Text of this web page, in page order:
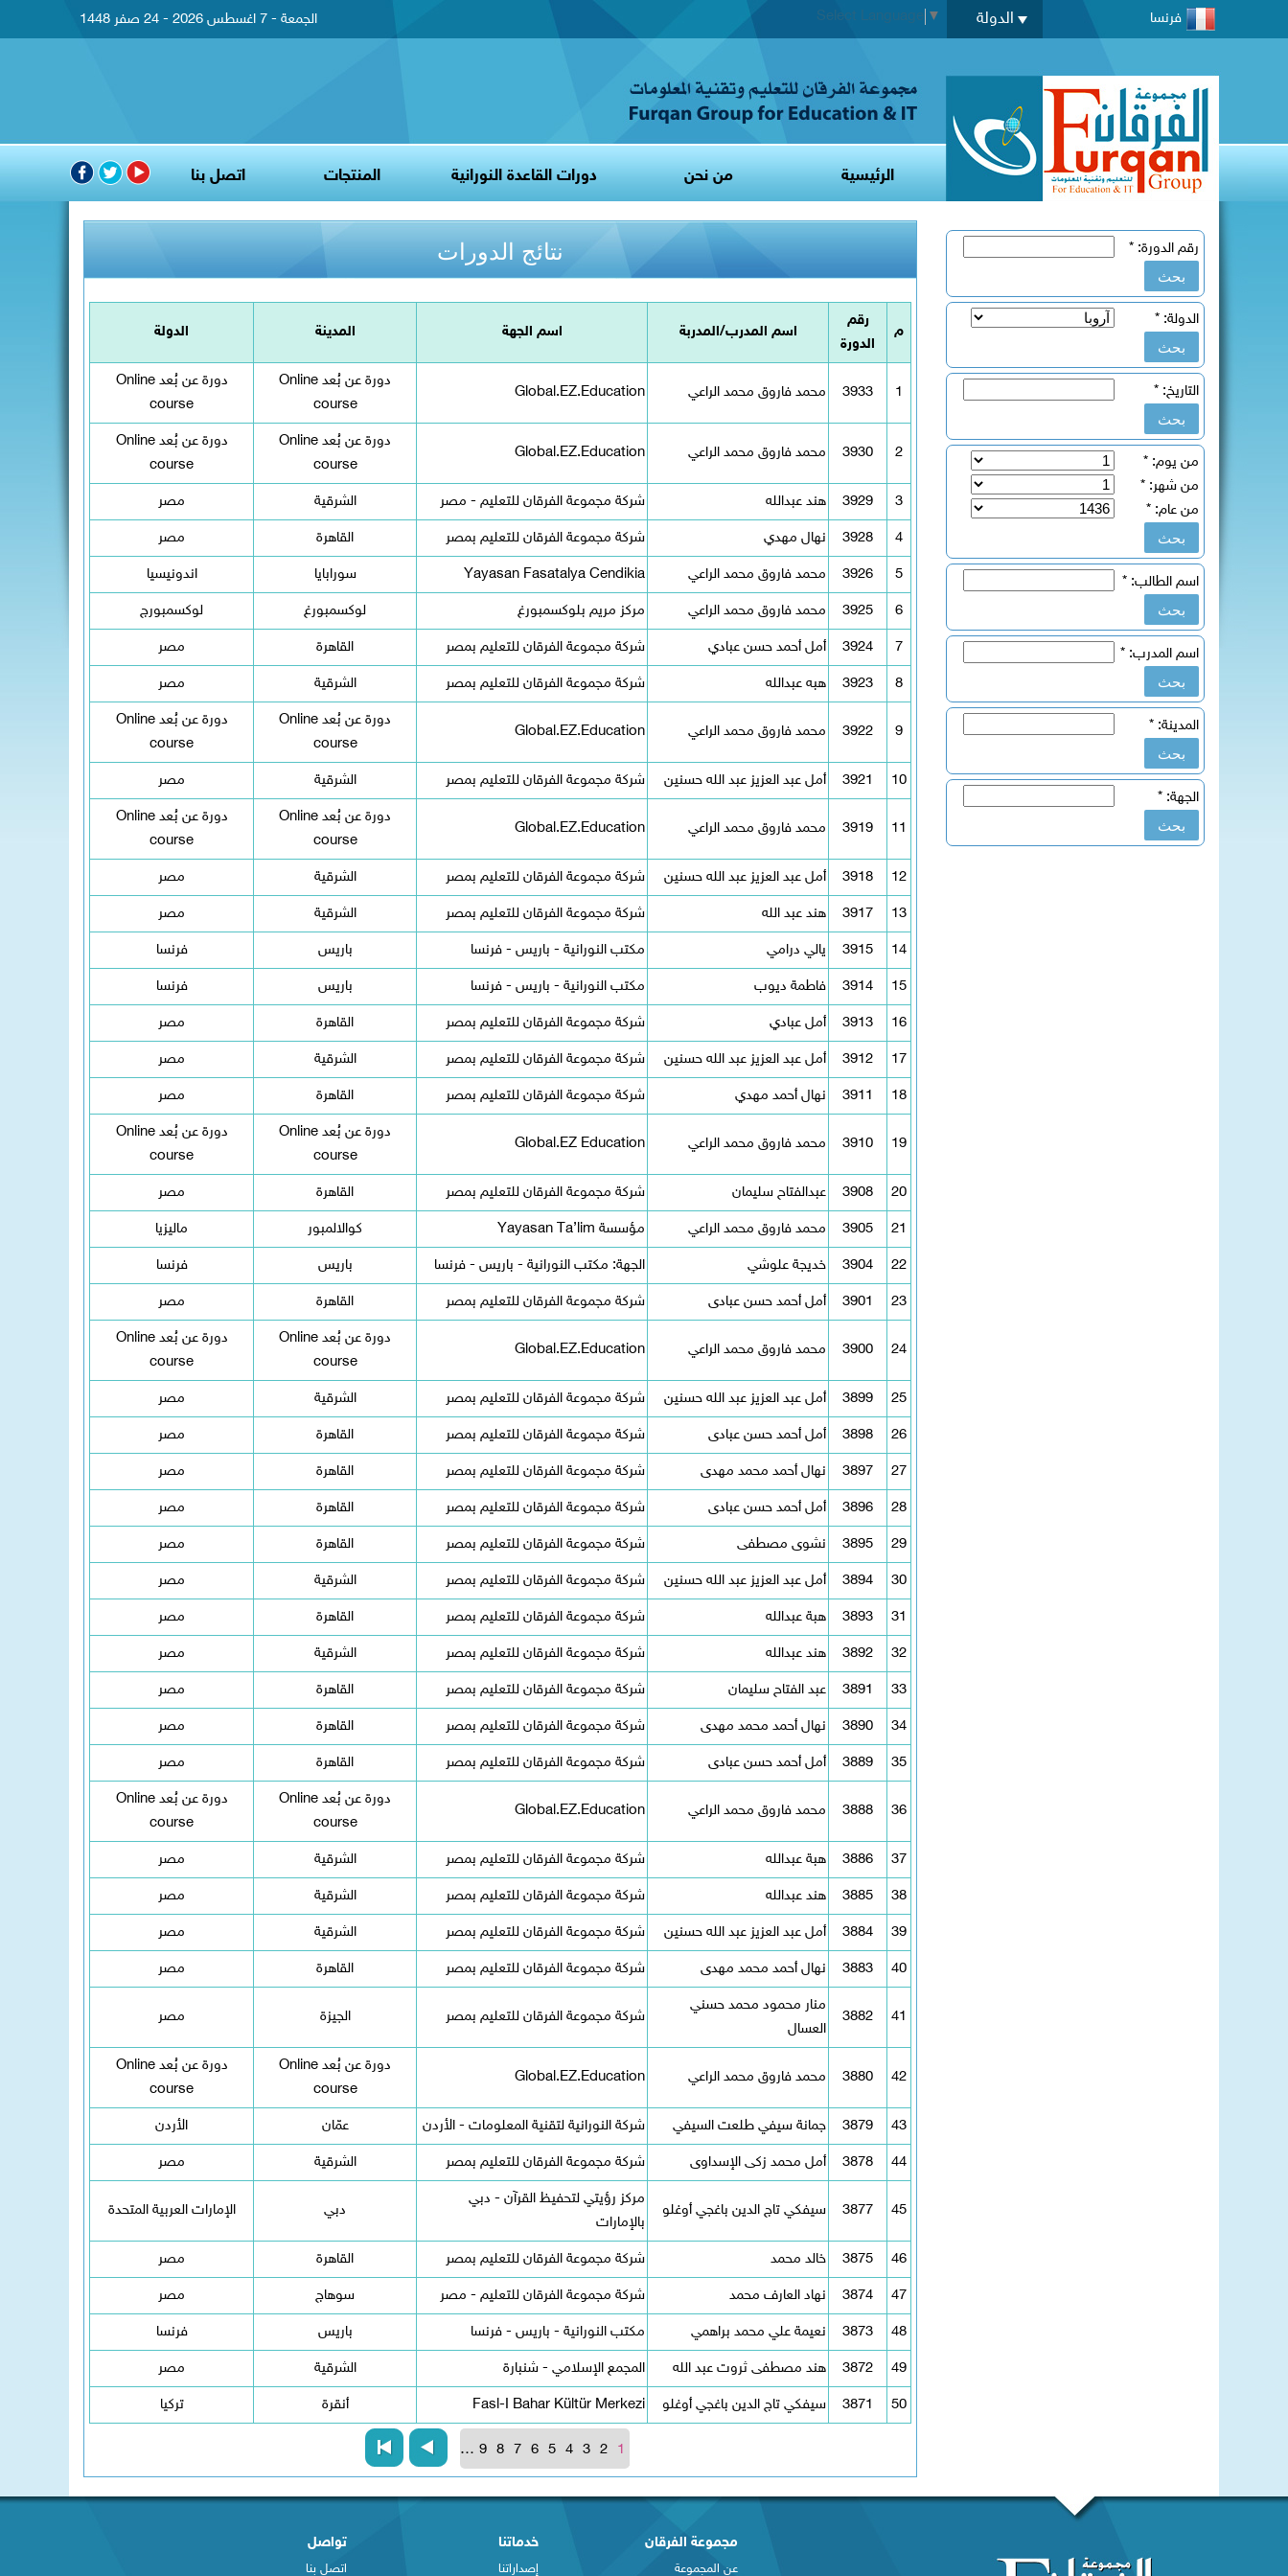
الجمعة - 7 اغسطس 2026 - 24 صفر 1448 Select Language ▼ الدولة فرنسا
اتصل بنا المنتجات دورات القاعدة النورانية من نحن الرئيسية
نتائج الدورات
م
رقم
الدورة
اسم المدرب/المدربة اسم الجهة المدينة الدولة
1
3933 محمد فاروق محمد الراعي Global.EZ.Education
دورة عن بُعد Online
course
دورة عن بُعد Online
course
2
3930 محمد فاروق محمد الراعي Global.EZ.Education
دورة عن بُعد Online
course
دورة عن بُعد Online
course
3
3929 هند عبدالله شركة مجموعة الفرقان للتعليم - مصر الشرقية مصر
4
3928 نهال مهدي شركة مجموعة الفرقان للتعليم بمصر القاهرة مصر
5
3926 محمد فاروق محمد الراعي Yayasan Fasatalya Cendikia سورابايا اندونيسيا
6
3925 محمد فاروق محمد الراعي مركز مريم بلوكسمبورغ لوكسمبورغ لوكسمبورج
7
3924 أمل أحمد حسن عبادي شركة مجموعة الفرقان للتعليم بمصر القاهرة مصر
8
3923 هبه عبدالله شركة مجموعة الفرقان للتعليم بمصر الشرقية مصر
9
3922 محمد فاروق محمد الراعي Global.EZ.Education
دورة عن بُعد Online
course
دورة عن بُعد Online
course
10
3921 أمل عبد العزيز عبد الله حسنين شركة مجموعة الفرقان للتعليم بمصر الشرقية مصر
11
3919 محمد فاروق محمد الراعي Global.EZ.Education
دورة عن بُعد Online
course
دورة عن بُعد Online
course
12
3918 أمل عبد العزيز عبد الله حسنين شركة مجموعة الفرقان للتعليم بمصر الشرقية مصر
13
3917 هند عبد الله شركة مجموعة الفرقان للتعليم بمصر الشرقية مصر
14
3915 يالي درامي مكتب النورانية - باريس - فرنسا باريس فرنسا
15
3914 فاطمة ديوب مكتب النورانية - باريس - فرنسا باريس فرنسا
16
3913 أمل عبادي شركة مجموعة الفرقان للتعليم بمصر القاهرة مصر
17
3912 أمل عبد العزيز عبد الله حسنين شركة مجموعة الفرقان للتعليم بمصر الشرقية مصر
18
3911 نهال أحمد مهدي شركة مجموعة الفرقان للتعليم بمصر القاهرة مصر
19
3910 محمد فاروق محمد الراعي Global.EZ Education
دورة عن بُعد Online
course
دورة عن بُعد Online
course
20
3908 عبدالفتاح سليمان شركة مجموعة الفرقان للتعليم بمصر القاهرة مصر
21
3905 محمد فاروق محمد الراعي مؤسسة Yayasan Ta’lim كوالالمبور ماليزيا
22
3904 خديجة علوشي الجهة: مكتب النورانية - باريس - فرنسا باريس فرنسا
23
3901 أمل أحمد حسن عبادى شركة مجموعة الفرقان للتعليم بمصر القاهرة مصر
24
3900 محمد فاروق محمد الراعي Global.EZ.Education
دورة عن بُعد Online
course
دورة عن بُعد Online
course
25
3899 أمل عبد العزيز عبد الله حسنين شركة مجموعة الفرقان للتعليم بمصر الشرقية مصر
26
3898 أمل أحمد حسن عبادى شركة مجموعة الفرقان للتعليم بمصر القاهرة مصر
27
3897 نهال أحمد محمد مهدى شركة مجموعة الفرقان للتعليم بمصر القاهرة مصر
28
3896 أمل أحمد حسن عبادى شركة مجموعة الفرقان للتعليم بمصر القاهرة مصر
29
3895 نشوى مصطفى شركة مجموعة الفرقان للتعليم بمصر القاهرة مصر
30
3894 أمل عبد العزيز عبد الله حسنين شركة مجموعة الفرقان للتعليم بمصر الشرقية مصر
31
3893 هبة عبدالله شركة مجموعة الفرقان للتعليم بمصر القاهرة مصر
32
3892 هند عبدالله شركة مجموعة الفرقان للتعليم بمصر الشرقية مصر
33
3891 عبد الفتاح سليمان شركة مجموعة الفرقان للتعليم بمصر القاهرة مصر
34
3890 نهال أحمد محمد مهدى شركة مجموعة الفرقان للتعليم بمصر القاهرة مصر
35
3889 أمل أحمد حسن عبادى شركة مجموعة الفرقان للتعليم بمصر القاهرة مصر
36
3888 محمد فاروق محمد الراعي Global.EZ.Education
دورة عن بُعد Online
course
دورة عن بُعد Online
course
37
3886 هبة عبدالله شركة مجموعة الفرقان للتعليم بمصر الشرقية مصر
38
3885 هند عبدالله شركة مجموعة الفرقان للتعليم بمصر الشرقية مصر
39
3884 أمل عبد العزيز عبد الله حسنين شركة مجموعة الفرقان للتعليم بمصر الشرقية مصر
40
3883 نهال أحمد محمد مهدى شركة مجموعة الفرقان للتعليم بمصر القاهرة مصر
41
3882
منار محمود محمد حسني
العسال
شركة مجموعة الفرقان للتعليم بمصر الجيزة مصر
42
3880 محمد فاروق محمد الراعي Global.EZ.Education
دورة عن بُعد Online
course
دورة عن بُعد Online
course
43
3879 جمانة سيفي طلعت السيفي شركة النورانية لتقنية المعلومات - الأردن عمّان الأردن
44
3878 أمل محمد زكى الإسداوى شركة مجموعة الفرقان للتعليم بمصر الشرقية مصر
45
3877 سيفكي تاج الدين باغجي أوغلو
مركز رؤيتي لتحفيظ القرآن - دبي
بالإمارات
دبي الإمارات العربية المتحدة
46
3875 خالد محمد شركة مجموعة الفرقان للتعليم بمصر القاهرة مصر
47
3874 نهاد العارف محمد شركة مجموعة الفرقان للتعليم - مصر سوهاج مصر
48
3873 نعيمة علي محمد براهمي مكتب النورانية - باريس - فرنسا باريس فرنسا
49
3872 هند مصطفى ثروت عبد الله المجمع الإسلامي - شنبارة الشرقية مصر
50
3871 سيفكي تاج الدين باغجي أوغلو Fasl-I Bahar Kültür Merkezi أنقرة تركيا
1
2
3
4
5
6
7
8
9
…
رقم الدورة: *
الدولة: *
التاريخ: *
من يوم: *
من شهر: *
من عام: *
اسم الطالب: *
اسم المدرب: *
المدينة: *
الجهة: *
تواصل
اتصل بنا
خدماتنا
إصداراتنا
مجموعة الفرقان
عن المجموعة